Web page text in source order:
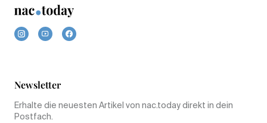
Newsletter
Erhalte die neuesten Artikel von nac.today direkt in dein
Postfach.